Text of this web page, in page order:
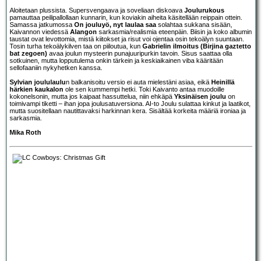
Aloitetaan plussista. Supersvengaava ja soveliaan diskoava Joulurukous
pamauttaa peilipallollaan kunnarin, kun koviakin aiheita käsitellään reippain ottein.
Samassa jatkumossa On jouluyö, nyt laulaa saa solahtaa sukkana sisään,
Kaivannon viedessä Alangon sarkasmia/realismia eteenpäin. Biisin ja koko albumin
taustat ovat levottomia, mistä kiitokset ja risut voi ojentaa osin tekoälyn suuntaan.
Tosin turha tekoälykilven taa on piiloutua, kun Gabrielin ilmoitus (Birjina gaztetto
bat zegoen) avaa joulun mysteerin punajuuripurkin tavoin. Sisus saattaa olla
sotkuinen, mutta lopputulema onkin tärkein ja keskiaikainen viba kääritään
sellofaaniin nykyhetken kanssa.
Sylvian joululaulun balkanisoitu versio ei auta mielestäni asiaa, eikä Heinillä
härkien kaukalon ole sen kummempi hetki. Toki Kaivanto antaa muodoille
kokonelsonin, mutta jos kaipaat hassuttelua, niin ehkäpä Yksinäisen joulu on
toimivampi tiketti – ihan jopa joulusatuversiona. AI-to Joulu sulattaa kinkut ja laatikot,
mutta suositellaan nautittavaksi harkinnan kera. Sisältää korkeita määriä ironiaa ja
sarkasmia.
Mika Roth